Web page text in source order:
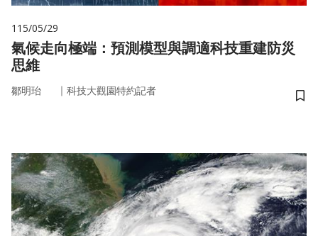
115/05/29
氣候走向極端：預測模型與調適科技重建防災
思維
鄒明珆 ｜ 科技大觀園特約記者
儲